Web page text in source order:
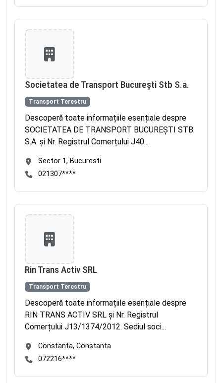
Societatea de Transport București Stb S.a.
Transport Terestru
Descoperă toate informațiile esențiale despre
SOCIETATEA DE TRANSPORT BUCUREŞTI STB
S.A. și Nr. Registrul Comerțului J40...
Sector 1, Bucuresti
021307****
Rin Trans Activ SRL
Transport Terestru
Descoperă toate informațiile esențiale despre
RIN TRANS ACTIV SRL și Nr. Registrul
Comerțului J13/1374/2012. Sediul soci...
Constanta, Constanta
072216****